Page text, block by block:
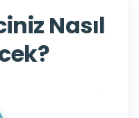
Nasıl